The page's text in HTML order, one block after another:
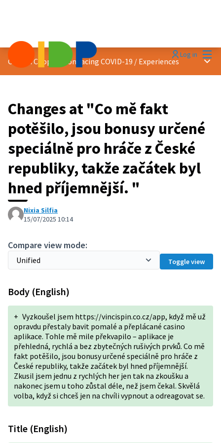
Log in
Citizen Cooperation facing COVID-19 / Experiences Main
Changes at "Co mě fakt
potěšilo, jsou bonusy určené
speciálně pro hráče z České
republiky, takže začátek byl
hned příjemnější. "
Nixia Silfia
15/07/2025 10:14
Compare view mode:
Toggle view
Body (English)
+ Vyzkoušel jsem https://vincispin.co.cz/app, když mě už
opravdu přestaly bavit pomalé a přeplácané casino
aplikace. Tohle mě mile překvapilo – aplikace je
přehledná, rychlá a bez zbytečných rušivých prvků. Co mě
fakt potěšilo, jsou bonusy určené speciálně pro hráče z
České republiky, takže začátek byl hned příjemnější.
Zkusil jsem jednu z rychlých her jen tak na zkoušku a
nakonec jsem u toho zůstal déle, než jsem čekal. Skvělá
volba, když si chceš jen na chvíli vypnout a odreagovat se.
Title (English)